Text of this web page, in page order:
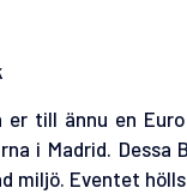
till ännu en
i Madrid.
miljö. Eventet